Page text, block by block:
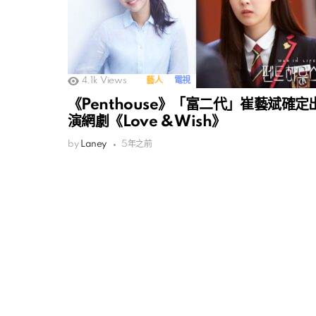
4.1k Views 藝人 電視
《Penthouse》「富二代」崔藝斌確定
演網劇《Love & Wish》
by Laney 5年之前